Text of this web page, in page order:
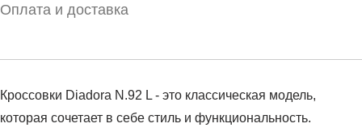
Оплата и доставка
Кроссовки Diadora N.92 L - это классическая модель,
которая сочетает в себе стиль и функциональность.